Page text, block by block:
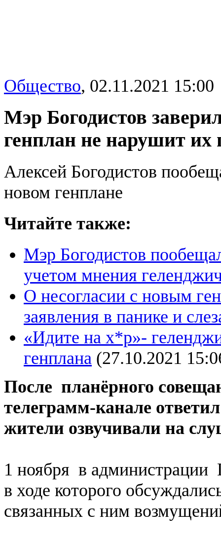
Общество, 02.11.2021 15:00
Мэр Богодистов
генплан не нарушит их
Алексей Богодистов
новом генплане
Читайте также:
Мэр Богодистов
учетом мнения
О несогласии с новым
заявления в панике и
«Идите на х*р»-
генплана (27.10.2021
После планёрного
телеграмм-канале
жители озвучивали на
1 ноября в администрации
в ходе которого
связанных с ним